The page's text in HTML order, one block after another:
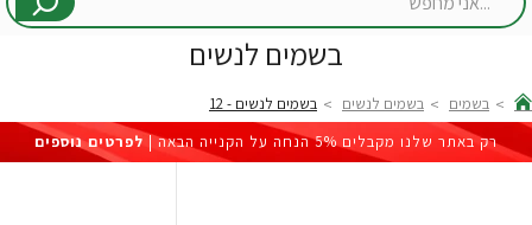
...אני
בשמים לנשים
home
בשמים בשמים לנשים
בשמים לנשים - 12
רק באתר שלנו מקבלים 5% הנחה על הקנייה הבאה |
לפרטים נוספים